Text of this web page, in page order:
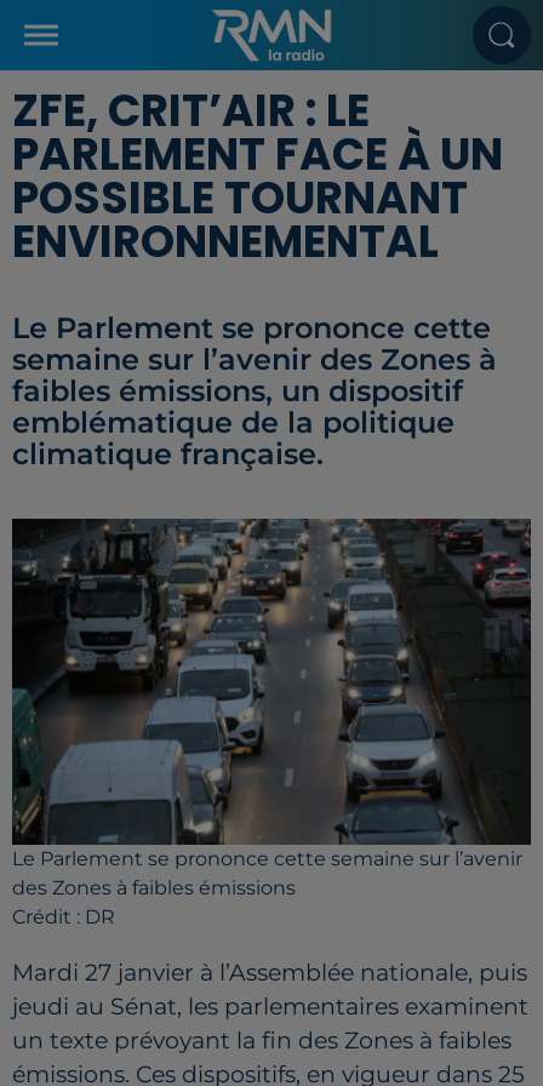
ZFE, CRIT’AIR : LE
PARLEMENT FACE À UN
POSSIBLE TOURNANT
ENVIRONNEMENTAL
Le Parlement se prononce cette
semaine sur l’avenir des Zones à
faibles émissions, un dispositif
emblématique de la politique
climatique française.
Le Parlement se prononce cette semaine sur l’avenir
des Zones à faibles émissions
Crédit : DR
Mardi 27 janvier à l’Assemblée nationale, puis
jeudi au Sénat, les parlementaires examinent
un texte prévoyant la fin des Zones à faibles
émissions. Ces dispositifs, en vigueur dans 25